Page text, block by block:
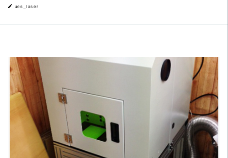
ues_laser
この記事を読む